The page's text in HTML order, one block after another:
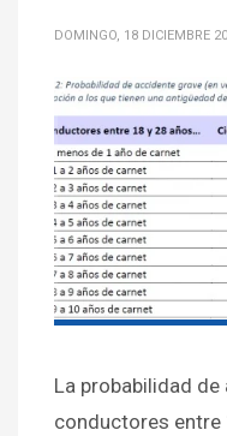
DOMINGO, 18 DICIEMBRE
La probabilidad
conductores entre